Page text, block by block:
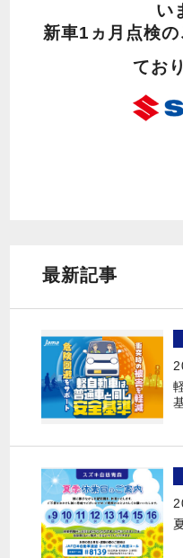
い
新車1ヵ月点検
てお
最新記事